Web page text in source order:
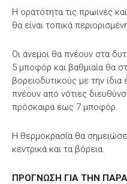
Η ορατότητα τις πρωινές
θα είναι τοπικά
Οι άνεμοι θα πνέουν στα
5 μποφόρ και βαθμιαία θα
βορειοδυτικούς με την
πνέουν από νότιες
πρόσκαιρα έως 7 μποφόρ.
Η θερμοκρασία θα
κεντρικά και τα βόρεια.
ΠΡΟΓΝΩΣΗ ΓΙΑ ΤΗΝ